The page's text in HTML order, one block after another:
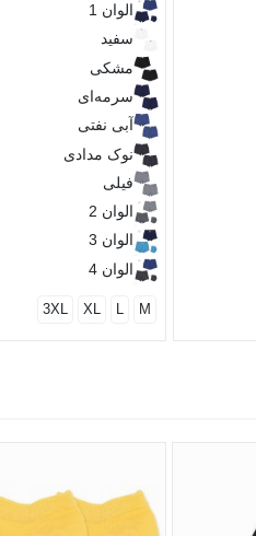
الوان 1
سفید
مشکی
سرمه‌ای
آبی نفتی
نوک مدادی
فیلی
الوان 2
الوان 3
الوان 4
M
L
XL
3XL